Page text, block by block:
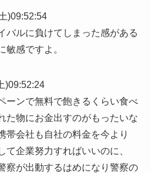
)09:52:54
バルに負けてしまった感がある
敏感ですよ。
)09:52:24
ーンで無料で飽きるくらい食べ
た物にお金出すのがもったいな
帯会社も自社の料金を今より
て企業努力すればいいのに、
察が出動するはめになり警察の